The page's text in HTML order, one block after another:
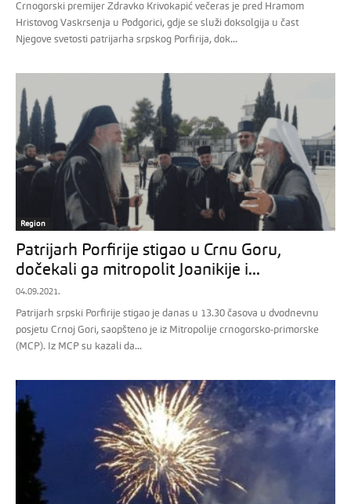
Crnogorski premijer Zdravko Krivokapić večeras je pred Hramom
Hristovog Vaskrsenja u Podgorici, gdje se služi doksolgija u čast
Njegove svetosti patrijarha srpskog Porfirija, dok...
Region
Patrijarh Porfirije stigao u Crnu Goru,
dočekali ga mitropolit Joanikije i...
04.09.2021.
Patrijarh srpski Porfirije stigao je danas u 13.30 časova u dvodnevnu
posjetu Crnoj Gori, saopšteno je iz Mitropolije crnogorsko-primorske
(MCP). Iz MCP su kazali da...